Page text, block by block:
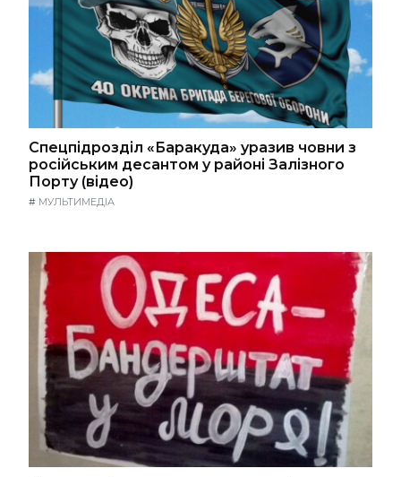
Спецпідрозділ «Баракуда» уразив човни з
російським десантом у районі Залізного
Порту (відео)
# МУЛЬТИМЕДІА